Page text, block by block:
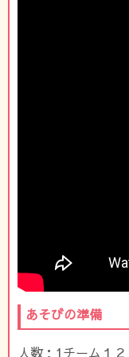
あそびの準備
人数：1チーム１